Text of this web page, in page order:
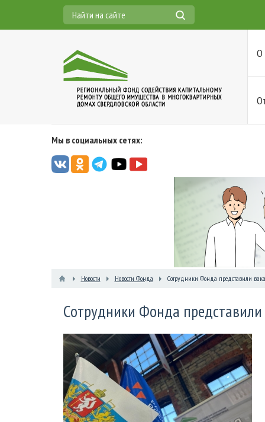
О
Мы в социальных сетях:
Новости Новости Фонда Сотрудники Фонда представили
Сотрудники Фонда представили